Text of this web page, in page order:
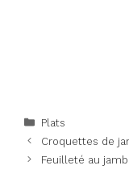
Categories
Plats
Croquettes de
Feuilleté au